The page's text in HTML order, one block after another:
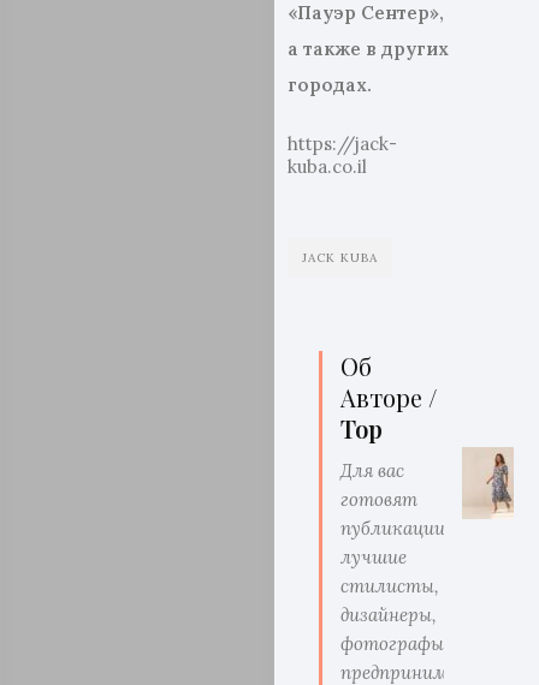
«Пауэр Сентер»,
а также в других
городах.
https://jack-
kuba.co.il
JACK KUBA
Об
Авторе /
Top
Для вас
готовят
публикации
лучшие
стилисты,
дизайнеры,
фотографы,
предприниматели